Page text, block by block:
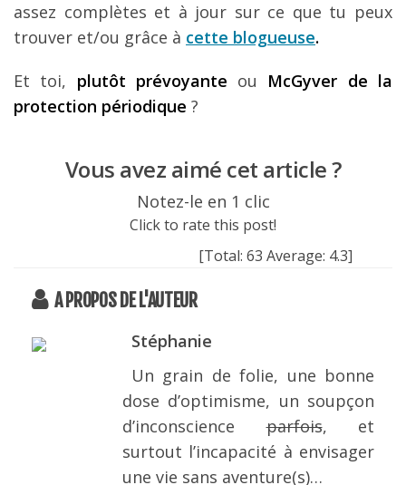
assez complètes et à jour sur ce que tu peux
trouver et/ou grâce à cette blogueuse.
Et toi, plutôt prévoyante ou McGyver de la
protection périodique ?
Vous avez aimé cet article ?
Notez-le en 1 clic
Click to rate this post!
[Total: 63 Average: 4.3]
A PROPOS DE L'AUTEUR
Stéphanie
Un grain de folie, une bonne
dose d’optimisme, un soupçon
d’inconscienceparfois, et
surtout l’incapacité à envisager
une vie sans aventure(s)…